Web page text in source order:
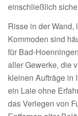
einschließlich
Risse in der
Kommoden sind
für Bad-
aller Gewerke, die
kleinen Aufträge in
ein Laie ohne
das Verlegen von